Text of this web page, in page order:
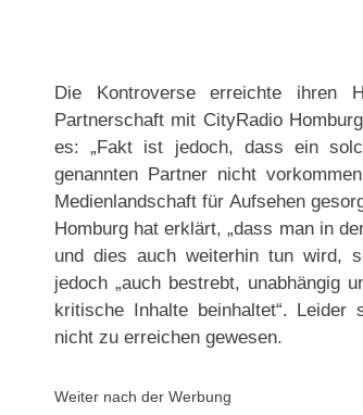
Die Kontroverse erreichte ihren
Partnerschaft mit CityRadio
es: „Fakt ist jedoch, dass ein
genannten Partner nicht
Medienlandschaft für Aufsehen
Homburg hat erklärt, „dass man in
und dies auch weiterhin tun wird,
jedoch „auch bestrebt, unabhängig
kritische Inhalte beinhaltet“.
nicht zu erreichen gewesen.
Weiter nach der Werbung